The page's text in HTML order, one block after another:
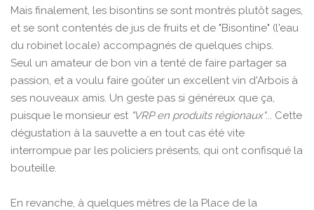
Mais finalement, les bisontins se sont montrés plutôt sages,
et se sont contentés de jus de fruits et de "Bisontine" (l'eau
du robinet locale) accompagnés de quelques chips.
Seul un amateur de bon vin a tenté de faire partager sa
passion, et a voulu faire goûter un excellent vin d'Arbois à
ses nouveaux amis. Un geste pas si généreux que ça,
puisque le monsieur est "VRP en produits régionaux"... Cette
dégustation à la sauvette a en tout cas été vite
interrompue par les policiers présents, qui ont confisqué la
bouteille.
En revanche, à quelques mètres de la Place de la